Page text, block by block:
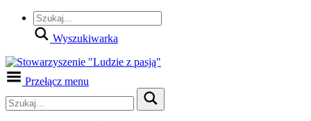
Wyszukiwarka
Przełącz menu